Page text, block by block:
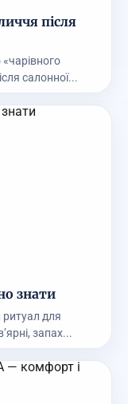
після
салонної...
знати
ритуал для
запах...